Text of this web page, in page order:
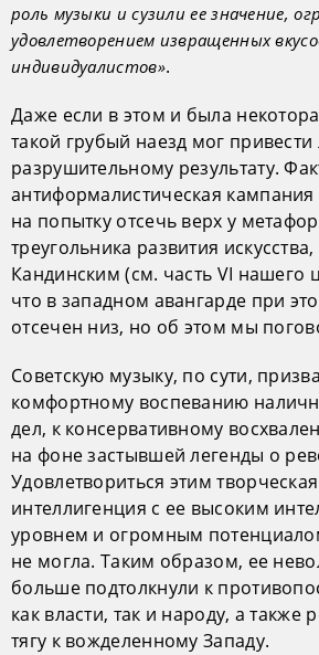
роль музыки и сузили ее значение,
удовлетворением извращенных
индивидуалистов».
Даже если в этом и была
такой грубый наезд мог
разрушительному результату.
антиформалистическая кампания
на попытку отсечь верх у
треугольника развития
Кандинским (см. часть VI нашего
что в западном авангарде при
отсечен низ, но об этом мы
Советскую музыку, по сути,
комфортному воспеванию
дел, к консервативному
на фоне застывшей легенды о
Удовлетвориться этим
интеллигенция с ее высоким
уровнем и огромным
не могла. Таким образом, ее
больше подтолкнули к
как власти, так и народу, а также
тягу к вожделенному Западу.